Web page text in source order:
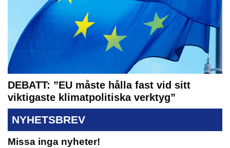
DEBATT: ”EU måste hålla fast vid sitt
viktigaste klimatpolitiska verktyg”
NYHETSBREV
Missa inga nyheter!